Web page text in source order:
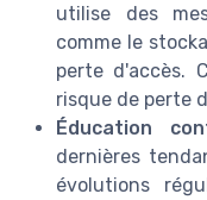
utilise des
comme le
perte d'accès.
risque de perte
Éducation
dernières
évolutions